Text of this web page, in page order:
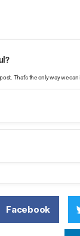
That’s the only way we can
Facebook